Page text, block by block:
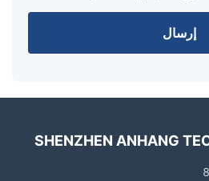
إرسال
SHENZHEN ANHANG